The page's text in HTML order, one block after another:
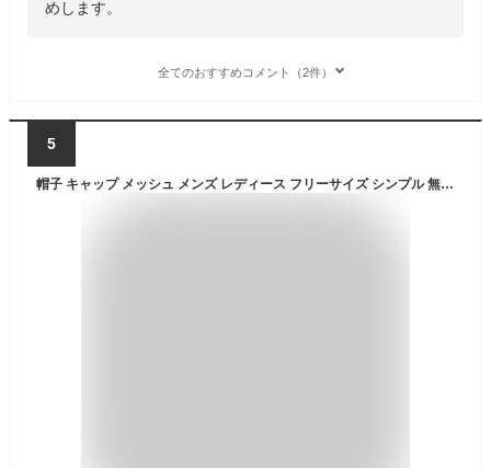
めします。
全てのおすすめコメント（2件）
5
帽子 キャップ メッシュ メンズ レディース フリーサイズ シンプル 無地 ランニング UVカット